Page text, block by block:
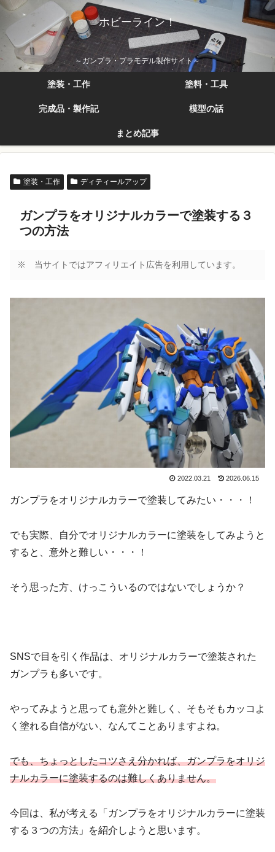
ホビーライン！
～ガンプラ・プラモデル製作サイト～
塗装・工作 塗料・工具
完成品・製作記 模型の話
まとめ記事
塗装・工作 ディティールアップ
ガンプラをオリジナルカラーで塗装する３
つの方法
※ 当サイトではアフィリエイト広告を利用しています。
2022.03.21 2026.06.15
ガンプラをオリジナルカラーで塗装してみたい・・・！
でも実際、自分でオリジナルカラーに塗装をしてみようと
すると、意外と難しい・・・！
そう思った方、けっこういるのではないでしょうか？
SNSで目を引く作品は、オリジナルカラーで塗装された
ガンプラも多いです。
やってみようと思っても意外と難しく、そもそもカッコよ
く塗れる自信がない、なんてことありますよね。
でも、ちょっとしたコツさえ分かれば、ガンプラをオリジ
ナルカラーに塗装するのは難しくありません。
今回は、私が考える「ガンプラをオリジナルカラーに塗装
する３つの方法」を紹介しようと思います。